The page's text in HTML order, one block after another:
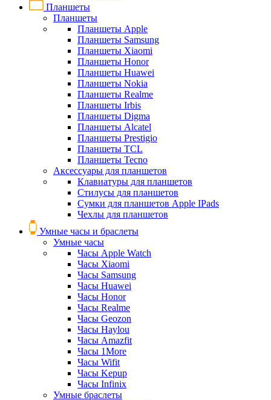
Планшеты
Планшеты
Планшеты Apple
Планшеты Samsung
Планшеты Xiaomi
Планшеты Honor
Планшеты Huawei
Планшеты Nokia
Планшеты Realme
Планшеты Irbis
Планшеты Digma
Планшеты Alcatel
Планшеты Prestigio
Планшеты TCL
Планшеты Tecno
Аксессуары для планшетов
Клавиатуры для планшетов
Стилусы для планшетов
Сумки для планшетов Apple IPads
Чехлы для планшетов
Умные часы и браслеты
Умные часы
Часы Apple Watch
Часы Xiaomi
Часы Samsung
Часы Huawei
Часы Honor
Часы Realme
Часы Geozon
Часы Haylou
Часы Amazfit
Часы 1More
Часы Wifit
Часы Kepup
Часы Infinix
Умные браслеты